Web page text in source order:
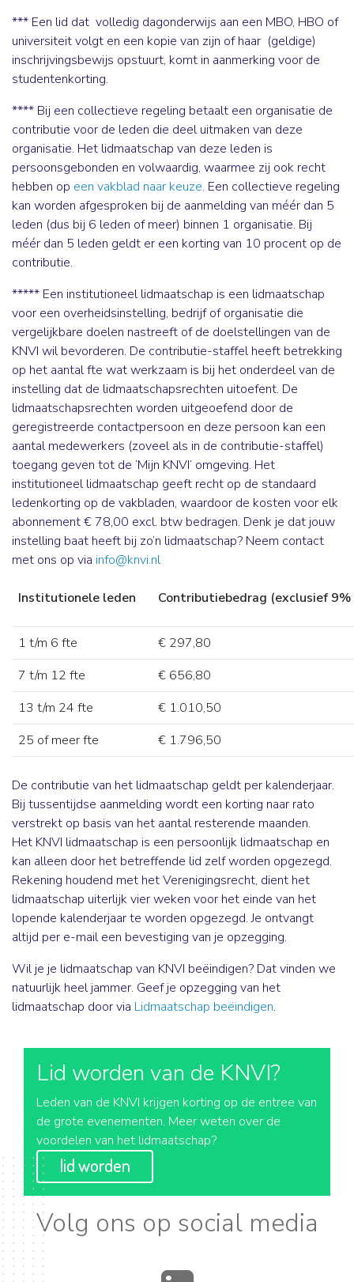
*** Een lid dat volledig dagonderwijs aan een MBO, HBO of
universiteit volgt en een kopie van zijn of haar (geldige)
inschrijvingsbewijs opstuurt, komt in aanmerking voor de
studentenkorting.
**** Bij een collectieve regeling betaalt een organisatie de
contributie voor de leden die deel uitmaken van deze
organisatie. Het lidmaatschap van deze leden is
persoonsgebonden en volwaardig, waarmee zij ook recht
hebben op een vakblad naar keuze. Een collectieve regeling
kan worden afgesproken bij de aanmelding van méér dan 5
leden (dus bij 6 leden of meer) binnen 1 organisatie. Bij
méér dan 5 leden geldt er een korting van 10 procent op de
contributie.
***** Een institutioneel lidmaatschap is een lidmaatschap
voor een overheidsinstelling, bedrijf of organisatie die
vergelijkbare doelen nastreeft of de doelstellingen van de
KNVI wil bevorderen. De contributie-staffel heeft betrekking
op het aantal fte wat werkzaam is bij het onderdeel van de
instelling dat de lidmaatschapsrechten uitoefent. De
lidmaatschapsrechten worden uitgeoefend door de
geregistreerde contactpersoon en deze persoon kan een
aantal medewerkers (zoveel als in de contributie-staffel)
toegang geven tot de ‘Mijn KNVI’ omgeving. Het
institutioneel lidmaatschap geeft recht op de standaard
ledenkorting op de vakbladen, waardoor de kosten voor elk
abonnement € 78,00 excl. btw bedragen. Denk je dat jouw
instelling baat heeft bij zo’n lidmaatschap? Neem contact
met ons op via info@knvi.nl
Institutionele leden Contributiebedrag (exclusief
1 t/m 6 fte
€ 297,80
7 t/m 12 fte
€ 656,80
13 t/m 24 fte
€ 1.010,50
25 of meer fte
€ 1.796,50
De contributie van het lidmaatschap geldt per kalenderjaar.
Bij tussentijdse aanmelding wordt een korting naar rato
verstrekt op basis van het aantal resterende maanden.
Het KNVI lidmaatschap is een persoonlijk lidmaatschap en
kan alleen door het betreffende lid zelf worden opgezegd.
Rekening houdend met het Verenigingsrecht, dient het
lidmaatschap uiterlijk vier weken voor het einde van het
lopende kalenderjaar te worden opgezegd. Je ontvangt
altijd per e-mail een bevestiging van je opzegging.
Wil je je lidmaatschap van KNVI beëindigen? Dat vinden we
natuurlijk heel jammer. Geef je opzegging van het
lidmaatschap door via Lidmaatschap beëindigen.
Lid worden van de KNVI?
Leden van de KNVI krijgen korting op de entree van
de grote evenementen. Meer weten over de
voordelen van het lidmaatschap?
lid worden
Volg ons op social media